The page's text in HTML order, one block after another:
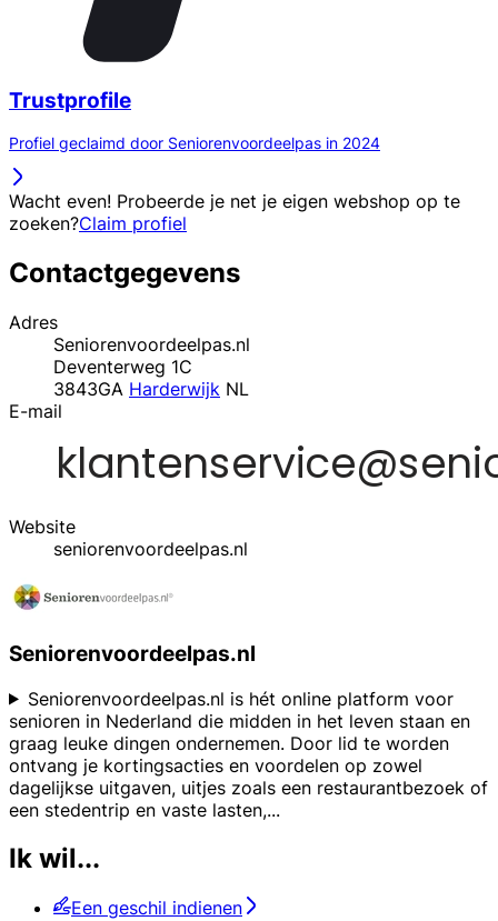
Trustprofile
Profiel geclaimd door Seniorenvoordeelpas in 2024
Wacht even! Probeerde je net je eigen webshop op te
zoeken?Claim profiel
Contactgegevens
Adres
Seniorenvoordeelpas.nl
Deventerweg 1C
3843GA Harderwijk NL
E-mail
Website
seniorenvoordeelpas.nl
Seniorenvoordeelpas.nl
Seniorenvoordeelpas.nl is hét online platform voor
senioren in Nederland die midden in het leven staan en
graag leuke dingen ondernemen. Door lid te worden
ontvang je kortingsacties en voordelen op zowel
dagelijkse uitgaven, uitjes zoals een restaurantbezoek of
een stedentrip en vaste lasten,...
Ik wil...
Een geschil indienen